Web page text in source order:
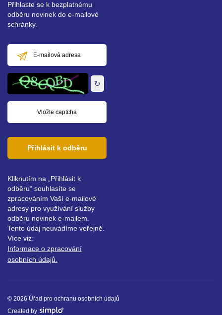
Přihlaste se k bezplatnému
odběru novinek do e-mailové
schránky.
mailová
adresa
↻
Přihlásit k odběru
Kliknutím na „Přihlásit k
odběru“ souhlasíte se
zpracováním Vaší e-mailové
adresy pro využívání služby
odběru novinek e-mailem.
Tento údaj neuvádíme veřejně.
Více viz:
Informace o zpracování
osobních údajů.
© 2026 Úřad pro ochranu osobních údajů
Created by